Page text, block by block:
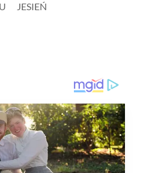
JESIEŃ